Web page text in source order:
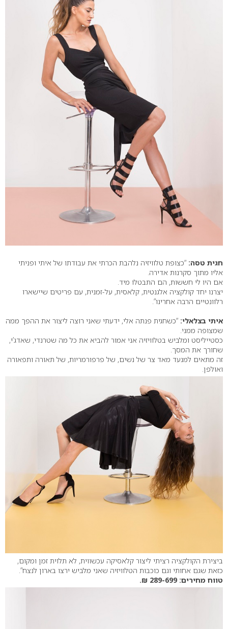
חגית טסה: “כצופת טלוויזיה נלהבת הכרתי את עבודתו של איתי ופניתי
אליו מתוך סקרנות אדירה.
אם היו לי חששות, הם התבטלו מיד.
יצרנו יחד קולקציה אלגנטית, קלאסית, על-זמנית, עם פריטים שיישארו
רלוונטיים הרבה אחרינו”.
איתי בצלאלי: “כשחגית פנתה אלי, ידעתי שאני רוצה ליצור את ההפך ממה
שמצופה ממני.
כסטייליסט ומלביש בטלוויזיה אני אמור להביא את כל מה שטרנדי, שאדג’י,
שחורך את המסך.
זה מתאים למנעד מאד צר של נשים, של פרפורמריות, של תאורה ותפאורה
ואולפן.
ביצירת הקולקציה רציתי ליצור קלאסיקה עכשווית, לא תלוית זמן ומקום,
כזאת שגם אחותי וגם כוכבות הטלוויזיה שאני מלביש ירצו בארון לנצח”.
טווח מחירים: 289-699 ₪.